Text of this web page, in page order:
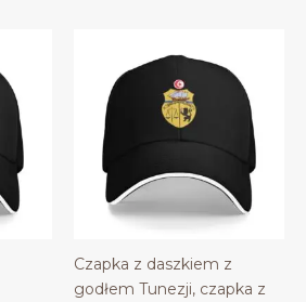
Czapka z daszkiem z
godłem Tunezji, czapka z